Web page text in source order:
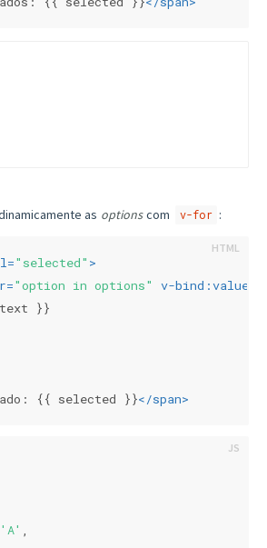
as optionscom v-for :
="selected" >
="option in options" v-bind:value
}}
{{ selected }}</span>
'A' ,